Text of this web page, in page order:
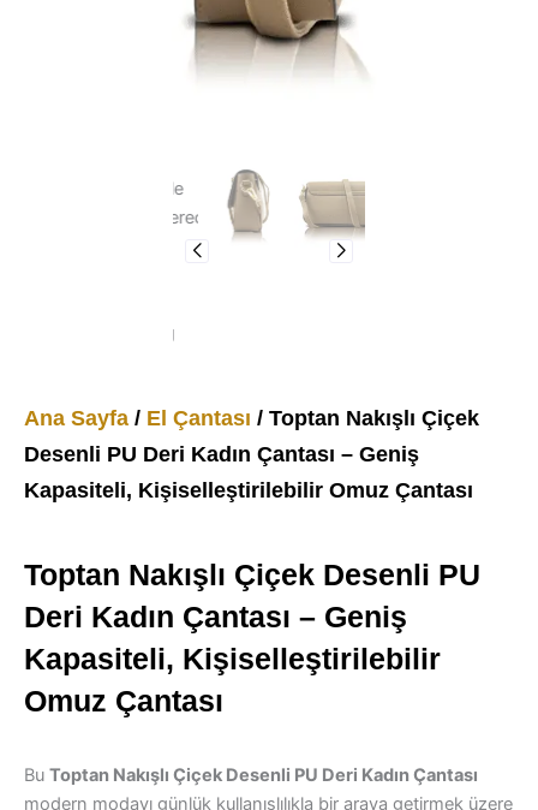
Ana Sayfa / El Çantası / Toptan Nakışlı Çiçek
Desenli PU Deri Kadın Çantası – Geniş
Kapasiteli, Kişiselleştirilebilir Omuz Çantası
Toptan Nakışlı Çiçek Desenli PU
Deri Kadın Çantası – Geniş
Kapasiteli, Kişiselleştirilebilir
Omuz Çantası
Bu Toptan Nakışlı Çiçek Desenli PU Deri Kadın Çantası
modern modayı günlük kullanışlılıkla bir araya getirmek üzere